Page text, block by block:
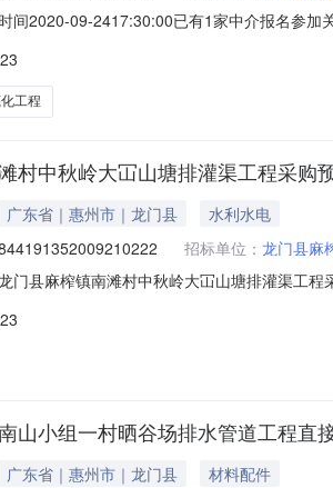
间2020-09-2417:30:00已有1家中介报名参加
的项目投资总额低于一定限额的中介服务采
工程
村中秋岭大冚山塘排灌渠工程采购
广东省｜惠州市｜龙门县
水利水电
招标单位： 龙门县麻
门县麻榨镇南滩村中秋岭大冚山塘排灌渠工
内容龙门县麻榨镇南滩村中秋岭大冚山塘排
质
山小组一村晒谷场排水管道工程直
广东省｜惠州市｜龙门县
材料配件